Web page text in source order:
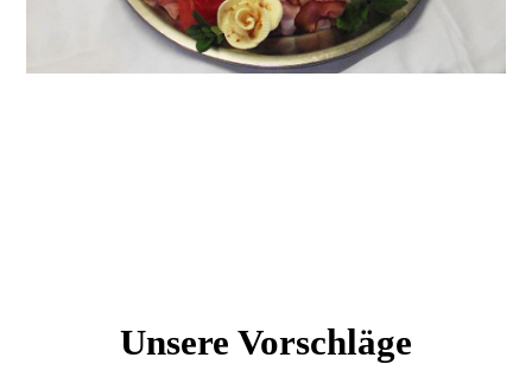
Unsere Vorschläge